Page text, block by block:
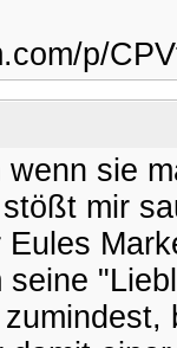
p/
sie
mir